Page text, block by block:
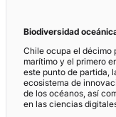
Biodiversidad
Chile ocupa el décimo
marítimo y el primero
este punto de partida,
ecosistema de
de los océanos, así
en las ciencias